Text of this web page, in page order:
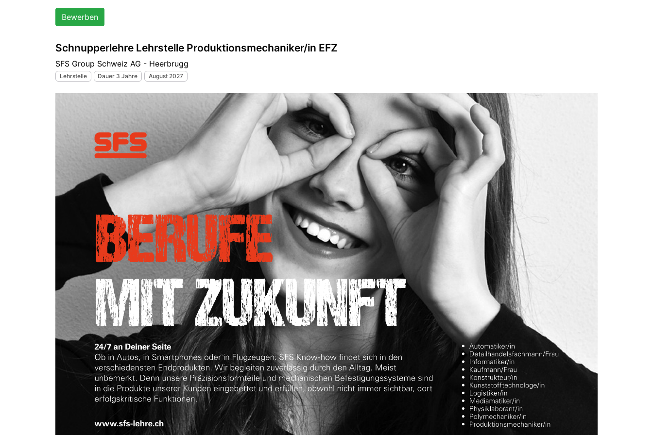
Bewerben
Schnupperlehre Lehrstelle Produktionsmechaniker/in EFZ
SFS Group Schweiz AG - Heerbrugg
Lehrstelle Dauer 3 Jahre August 2027